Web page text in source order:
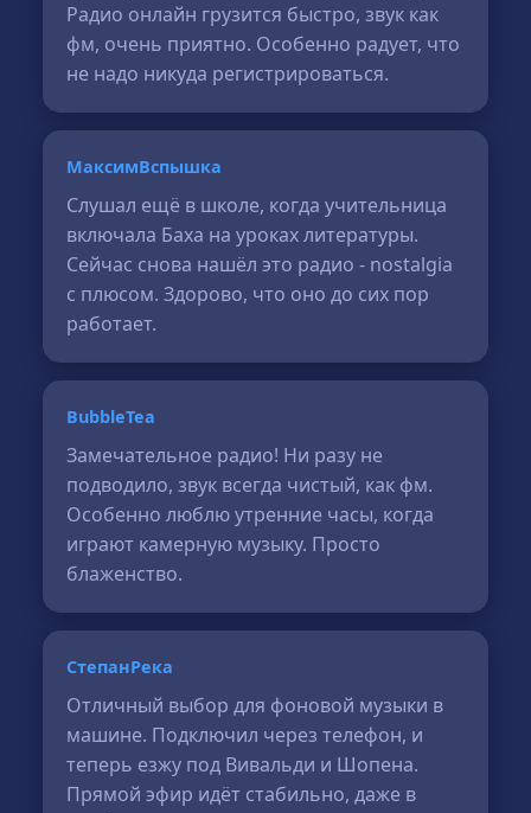
Радио онлайн грузится быстро, звук как
фм, очень приятно. Особенно радует, что
не надо никуда регистрироваться.
МаксимВспышка
Слушал ещё в школе, когда учительница
включала Баха на уроках литературы.
Сейчас снова нашёл это радио - nostalgia
с плюсом. Здорово, что оно до сих пор
работает.
BubbleTea
Замечательное радио! Ни разу не
подводило, звук всегда чистый, как фм.
Особенно люблю утренние часы, когда
играют камерную музыку. Просто
блаженство.
СтепанРека
Отличный выбор для фоновой музыки в
машине. Подключил через телефон, и
теперь езжу под Вивальди и Шопена.
Прямой эфир идёт стабильно, даже в